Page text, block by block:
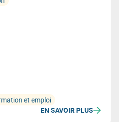
et emploi
EN SAVOIR PLUS